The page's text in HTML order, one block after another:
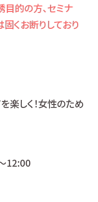
的の方、セミナ
くお断りしており
楽しく！女性のため
12:00